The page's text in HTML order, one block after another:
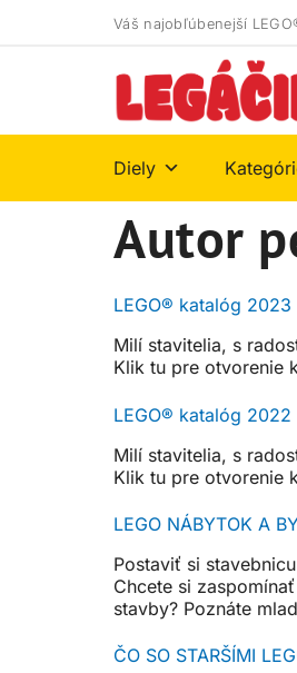
Váš najobľúbenejší
Diely
Autor
LEGO® katalóg 2023
Milí stavitelia, s
Klik tu pre otvorenie
LEGO® katalóg 2022
Milí stavitelia, s
Klik tu pre otvorenie
LEGO NÁBYTOK A
Postaviť si
Chcete si
stavby? Poznáte
ČO SO STARŠÍMI